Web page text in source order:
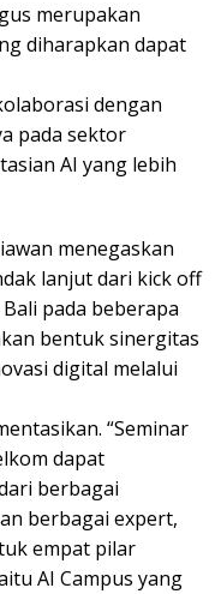
merupakan
diharapkan dapat
dengan
pada sektor
AI yang lebih
menegaskan
lanjut dari kick off
pada beberapa
bentuk sinergitas
digital melalui
“Seminar
dapat
berbagai
berbagai expert,
empat pilar
AI Campus yang